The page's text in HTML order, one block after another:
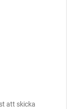
att skicka